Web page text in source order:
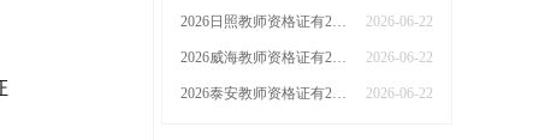
2026日照教师资格证有2000元补贴？怎么申请 2026-06-22
2026威海教师资格证有2000元补贴？怎么申请 2026-06-22
2026泰安教师资格证有2000元补贴？怎么申请 2026-06-22